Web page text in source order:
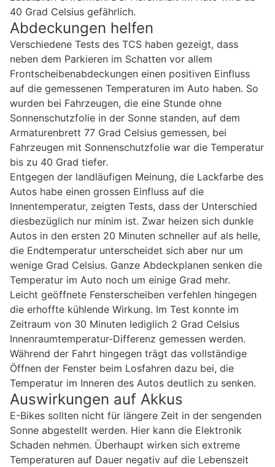
40 Grad Celsius gefährlich.
Abdeckungen helfen
Verschiedene Tests des TCS haben gezeigt, dass
neben dem Parkieren im Schatten vor allem
Frontscheibenabdeckungen einen positiven Einfluss
auf die gemessenen Temperaturen im Auto haben. So
wurden bei Fahrzeugen, die eine Stunde ohne
Sonnenschutzfolie in der Sonne standen, auf dem
Armaturenbrett 77 Grad Celsius gemessen, bei
Fahrzeugen mit Sonnenschutzfolie war die Temperatur
bis zu 40 Grad tiefer.
Entgegen der landläufigen Meinung, die Lackfarbe des
Autos habe einen grossen Einfluss auf die
Innentemperatur, zeigten Tests, dass der Unterschied
diesbezüglich nur minim ist. Zwar heizen sich dunkle
Autos in den ersten 20 Minuten schneller auf als helle,
die Endtemperatur unterscheidet sich aber nur um
wenige Grad Celsius. Ganze Abdeckplanen senken die
Temperatur im Auto noch um einige Grad mehr.
Leicht geöffnete Fensterscheiben verfehlen hingegen
die erhoffte kühlende Wirkung. Im Test konnte im
Zeitraum von 30 Minuten lediglich 2 Grad Celsius
Innenraumtemperatur-Differenz gemessen werden.
Während der Fahrt hingegen trägt das vollständige
Öffnen der Fenster beim Losfahren dazu bei, die
Temperatur im Inneren des Autos deutlich zu senken.
Auswirkungen auf Akkus
E-Bikes sollten nicht für längere Zeit in der sengenden
Sonne abgestellt werden. Hier kann die Elektronik
Schaden nehmen. Überhaupt wirken sich extreme
Temperaturen auf Dauer negativ auf die Lebenszeit